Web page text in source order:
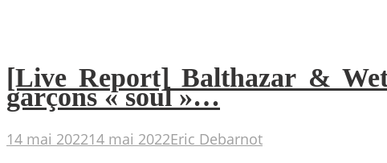
[Live Report] Balthazar &
garçons « soul »…
14 mai 202214 mai 2022Eric Debarnot